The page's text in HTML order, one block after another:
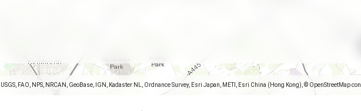
FAO, NPS, NRCAN, GeoBase, IGN, Kadaster NL, Ordnance Survey, Esri Japan, METI, Esri China (Hong Kong), © OpenStreetMap